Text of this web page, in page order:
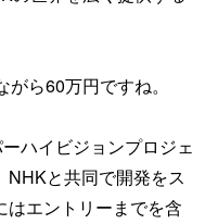
ら60万円ですね。
ハイビジョンプロジェ
NHKと共同で開発をス
はエントリーまでを含